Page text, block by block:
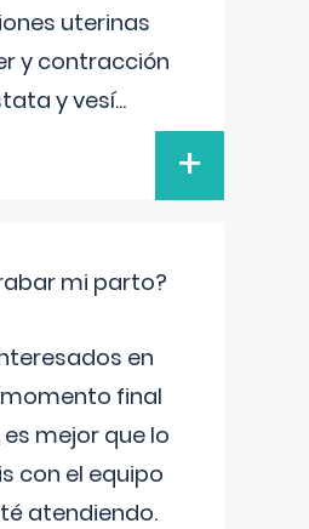
uterinas
y contracción
y vesí...
+
mi parto?
en
final
mejor que lo
con el equipo
atendiendo.